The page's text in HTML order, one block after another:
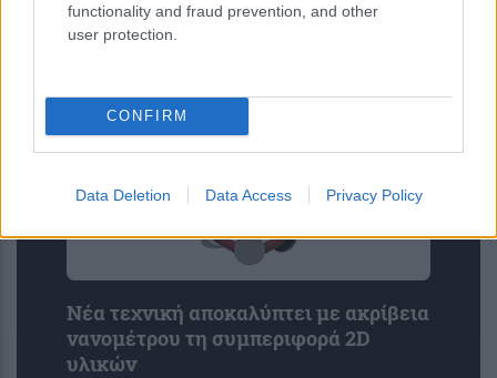
functionality and fraud prevention, and other
user protection.
CONFIRM
Data Deletion Data Access Privacy Policy
Νέα τεχνική αποκαλύπτει με ακρίβεια
νανομέτρου τη συμπεριφορά 2D
υλικών